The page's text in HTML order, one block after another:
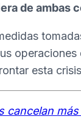
de ambas
esta
cancelan